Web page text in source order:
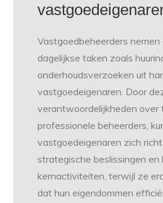
Vastgoedbeheerders nemen
dagelijkse taken zoals
onderhoudsverzoeken uit
vastgoedeigenaren. Door
verantwoordelijkheden over
professionele beheerders,
vastgoedeigenaren zich
strategische beslissingen en
kernactiviteiten, terwijl ze
dat hun eigendommen